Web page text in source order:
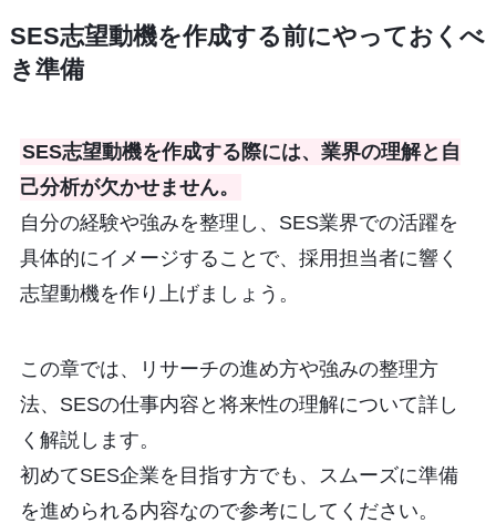
SES志望動機を作成する前にやっておくべ
き準備
SES志望動機を作成する際には、業界の理解と自
己分析が欠かせません。
自分の経験や強みを整理し、SES業界での活躍を
具体的にイメージすることで、採用担当者に響く
志望動機を作り上げましょう。
この章では、リサーチの進め方や強みの整理方
法、SESの仕事内容と将来性の理解について詳し
く解説します。
初めてSES企業を目指す方でも、スムーズに準備
を進められる内容なので参考にしてください。